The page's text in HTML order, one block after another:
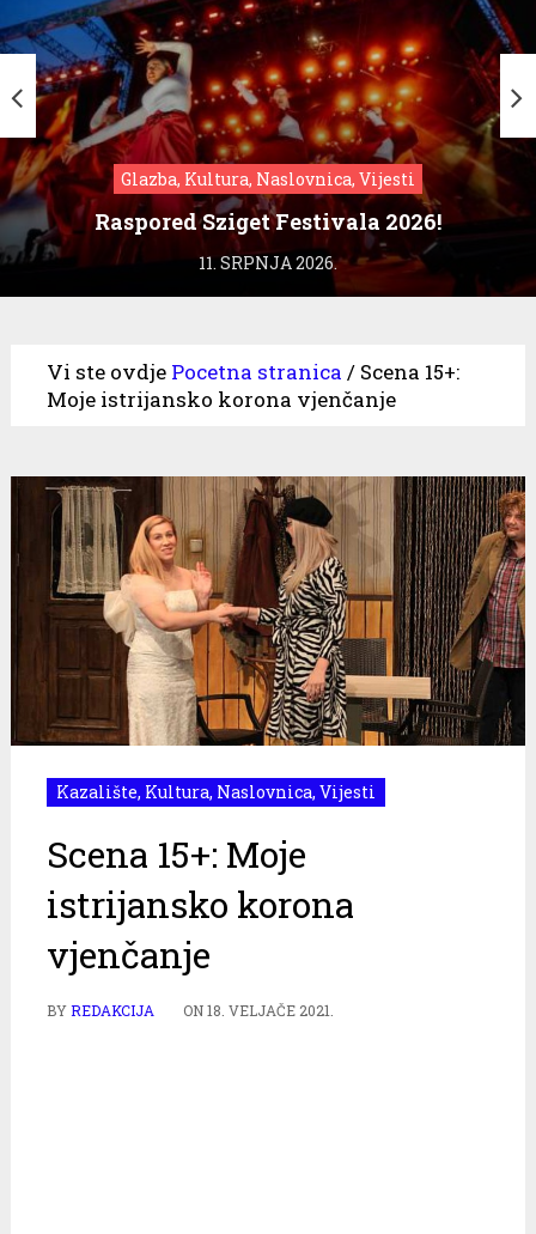
Glazba, Kultura, Naslovnica, Vijesti
Raspored Sziget Festivala 2026!
11. SRPNJA 2026.
Vi ste ovdje Pocetna stranica / Scena 15+:
Moje istrijansko korona vjenčanje
Kazalište, Kultura, Naslovnica, Vijesti
Scena 15+: Moje
istrijansko korona
vjenčanje
BYREDAKCIJA ON18. VELJAČE 2021.